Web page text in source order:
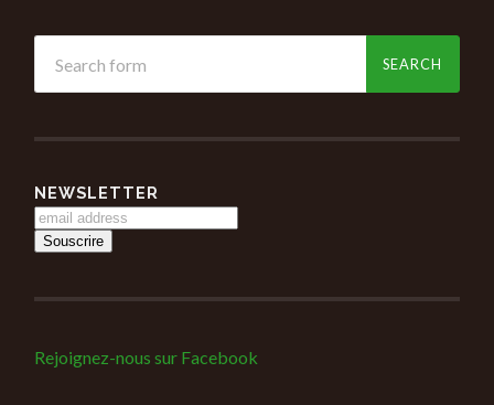
NEWSLETTER
Rejoignez-nous sur Facebook